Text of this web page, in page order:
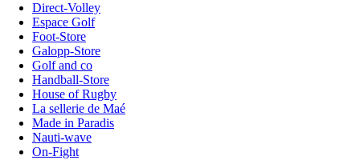
Direct-Volley
Espace Golf
Foot-Store
Galopp-Store
Golf and co
Handball-Store
House of Rugby
La sellerie de Maé
Made in Paradis
Nauti-wave
On-Fight